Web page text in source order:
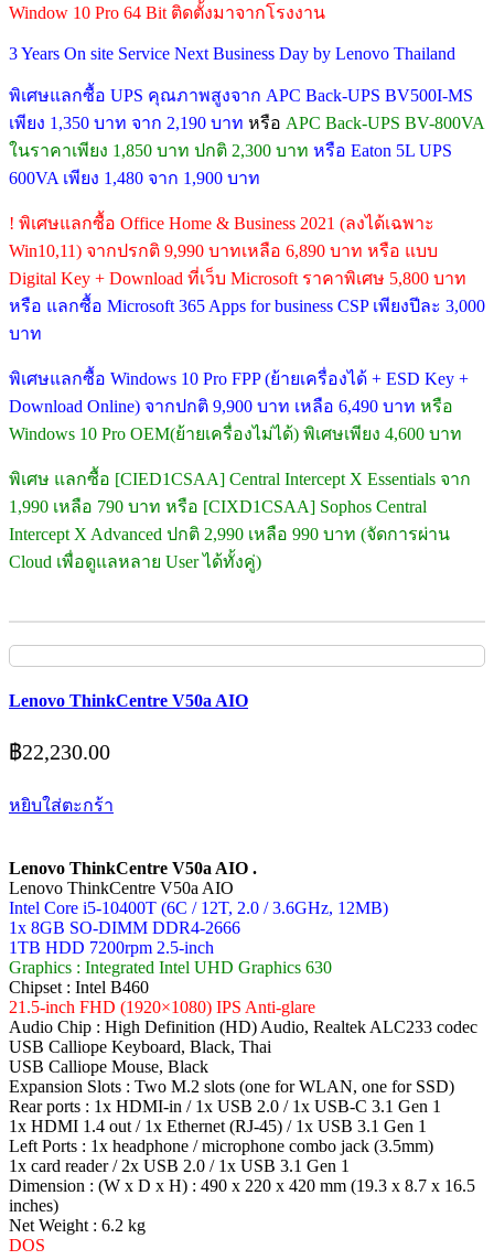
Window 10 Pro 64 Bit ติดตั้งมาจากโรงงาน
3 Years On site Service Next Business Day by Lenovo Thailand
พิเศษแลกซื้อ UPS คุณภาพสูงจาก APC Back-UPS BV500I-MS
เพียง 1,350 บาท จาก 2,190 บาท หรือ APC Back-UPS BV-800VA
ในราคาเพียง 1,850 บาท ปกติ 2,300 บาท หรือ Eaton 5L UPS
600VA เพียง 1,480 จาก 1,900 บาท
! พิเศษแลกซื้อ Office Home & Business 2021 (ลงได้เฉพาะ
Win10,11) จากปรกติ 9,990 บาทเหลือ 6,890 บาท หรือ แบบ
Digital Key + Download ที่เว็บ Microsoft ราคาพิเศษ 5,800 บาท
หรือ แลกซื้อ Microsoft 365 Apps for business CSP เพียงปีละ 3,000
บาท
พิเศษแลกซื้อ Windows 10 Pro FPP (ย้ายเครื่องได้ + ESD Key +
Download Online) จากปกติ 9,900 บาท เหลือ 6,490 บาท หรือ
Windows 10 Pro OEM(ย้ายเครื่องไม่ได้) พิเศษเพียง 4,600 บาท
พิเศษ แลกซื้อ [CIED1CSAA] Central Intercept X Essentials จาก
1,990 เหลือ 790 บาท หรือ [CIXD1CSAA] Sophos Central
Intercept X Advanced ปกติ 2,990 เหลือ 990 บาท (จัดการผ่าน
Cloud เพื่อดูแลหลาย User ได้ทั้งคู่)
Lenovo ThinkCentre V50a AIO
฿22,230.00
หยิบใส่ตะกร้า
Lenovo ThinkCentre V50a AIO .
Lenovo ThinkCentre V50a AIO
Intel Core i5-10400T (6C / 12T, 2.0 / 3.6GHz, 12MB)
1x 8GB SO-DIMM DDR4-2666
1TB HDD 7200rpm 2.5-inch
Graphics : Integrated Intel UHD Graphics 630
Chipset : Intel B460
21.5-inch FHD (1920×1080) IPS Anti-glare
Audio Chip : High Definition (HD) Audio, Realtek ALC233 codec
USB Calliope Keyboard, Black, Thai
USB Calliope Mouse, Black
Expansion Slots : Two M.2 slots (one for WLAN, one for SSD)
Rear ports : 1x HDMI-in / 1x USB 2.0 / 1x USB-C 3.1 Gen 1
1x HDMI 1.4 out / 1x Ethernet (RJ-45) / 1x USB 3.1 Gen 1
Left Ports : 1x headphone / microphone combo jack (3.5mm)
1x card reader / 2x USB 2.0 / 1x USB 3.1 Gen 1
Dimension : (W x D x H) : 490 x 220 x 420 mm (19.3 x 8.7 x 16.5
inches)
Net Weight : 6.2 kg
DOS